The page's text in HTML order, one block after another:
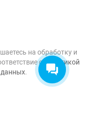
на обработку и
с Политикой
.